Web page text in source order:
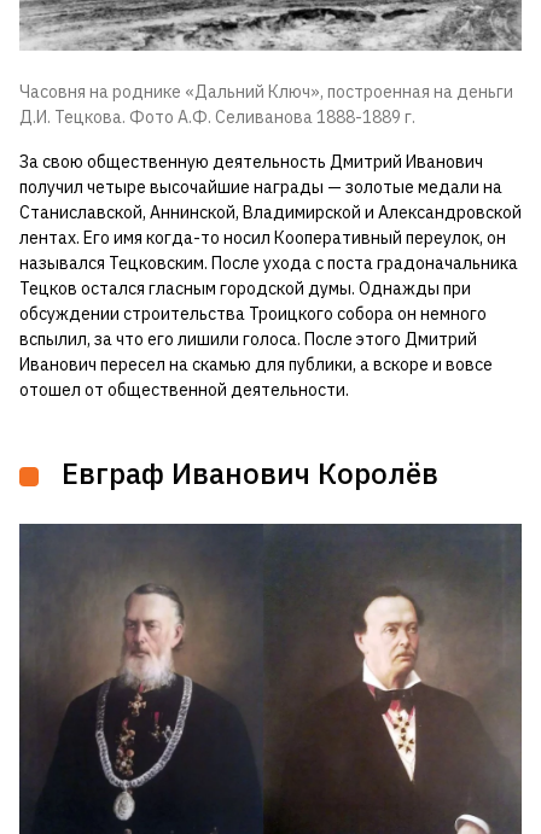
Часовня на роднике «Дальний Ключ», построенная на деньги
Д.И. Тецкова. Фото А.Ф. Селиванова 1888-1889 г.
За свою общественную деятельность Дмитрий Иванович
получил четыре высочайшие награды — золотые медали на
Станиславской, Аннинской, Владимирской и Александровской
лентах. Его имя когда-то носил Кооперативный переулок, он
назывался Тецковским. После ухода с поста градоначальника
Тецков остался гласным городской думы. Однажды при
обсуждении строительства Троицкого собора он немного
вспылил, за что его лишили голоса. После этого Дмитрий
Иванович пересел на скамью для публики, а вскоре и вовсе
отошел от общественной деятельности.
Евграф Иванович Королёв